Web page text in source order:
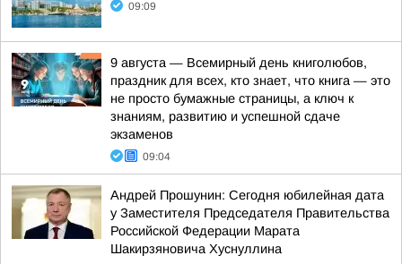
09:09
9 августа — Всемирный день книголюбов,
праздник для всех, кто знает, что книга — это
не просто бумажные страницы, а ключ к
знаниям, развитию и успешной сдаче
экзаменов
09:04
Андрей Прошунин: Сегодня юбилейная дата
у Заместителя Председателя Правительства
Российской Федерации Марата
Шакирзяновича Хуснуллина